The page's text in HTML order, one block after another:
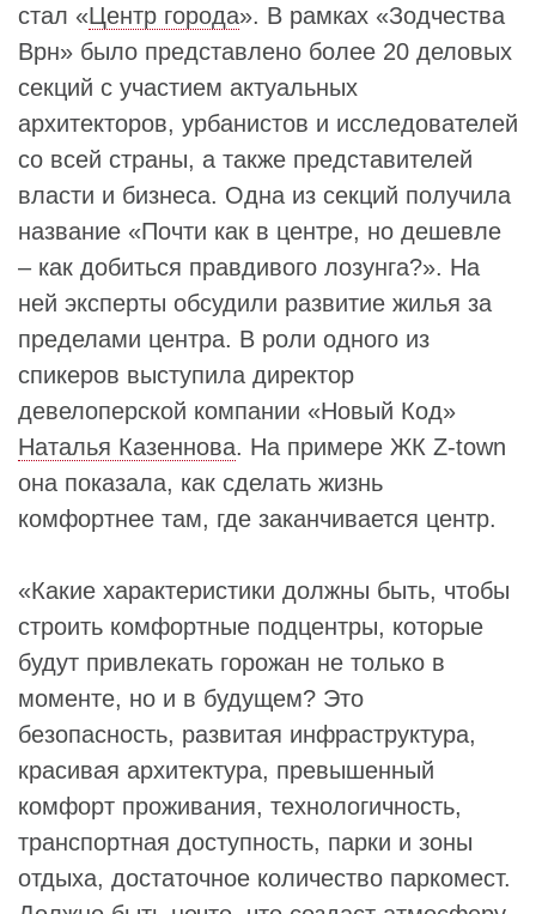
стал «Центр города». В рамках «Зодчества
Врн» было представлено более 20 деловых
секций с участием актуальных
архитекторов, урбанистов и исследователей
со всей страны, а также представителей
власти и бизнеса. Одна из секций получила
название «Почти как в центре, но дешевле
– как добиться правдивого лозунга?». На
ней эксперты обсудили развитие жилья за
пределами центра. В роли одного из
спикеров выступила директор
девелоперской компании «Новый Код»
Наталья Казеннова. На примере ЖК Z-town
она показала, как сделать жизнь
комфортнее там, где заканчивается центр.
«Какие характеристики должны быть, чтобы
строить комфортные подцентры, которые
будут привлекать горожан не только в
моменте, но и в будущем? Это
безопасность, развитая инфраструктура,
красивая архитектура, превышенный
комфорт проживания, технологичность,
транспортная доступность, парки и зоны
отдыха, достаточное количество паркомест.